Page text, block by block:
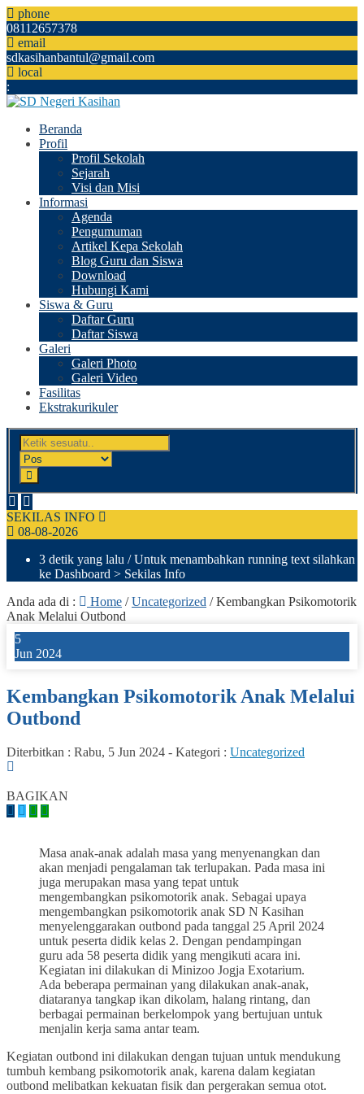
phone
08112657378
email
sdkasihanbantul@gmail.com
local
:
Beranda
Profil
Profil Sekolah
Sejarah
Visi dan Misi
Informasi
Agenda
Pengumuman
Artikel Kepa Sekolah
Blog Guru dan Siswa
Download
Hubungi Kami
Siswa & Guru
Daftar Guru
Daftar Siswa
Galeri
Galeri Photo
Galeri Video
Fasilitas
Ekstrakurikuler
SEKILAS INFO
08-08-2026
3 detik yang lalu / Untuk menambahkan running text silahkan
ke Dashboard > Sekilas Info
Anda ada di :
Home /Uncategorized /Kembangkan Psikomotorik
Anak Melalui Outbond
5
Jun 2024
Kembangkan Psikomotorik Anak Melalui
Outbond
Diterbitkan : Rabu, 5 Jun 2024 - Kategori : Uncategorized
BAGIKAN
Masa anak-anak adalah masa yang menyenangkan dan
akan menjadi pengalaman tak terlupakan. Pada masa ini
juga merupakan masa yang tepat untuk
mengembangkan psikomotorik anak. Sebagai upaya
mengembangkan psikomotorik anak SD N Kasihan
menyelenggarakan outbond pada tanggal 25 April 2024
untuk peserta didik kelas 2. Dengan pendampingan
guru ada 58 peserta didik yang mengikuti acara ini.
Kegiatan ini dilakukan di Minizoo Jogja Exotarium.
Ada beberapa permainan yang dilakukan anak-anak,
diataranya tangkap ikan dikolam, halang rintang, dan
berbagai permainan berkelompok yang bertujuan untuk
menjalin kerja sama antar team.
Kegiatan outbond ini dilakukan dengan tujuan untuk mendukung
tumbuh kembang psikomotorik anak, karena dalam kegiatan
outbond melibatkan kekuatan fisik dan pergerakan semua otot.